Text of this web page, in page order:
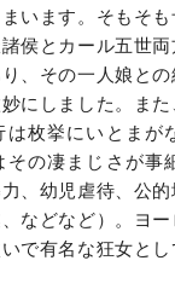
います。そもそも
侯とカール五世
、その一人娘と
にしました。ま
は枚挙にいとまが
その凄まじさが事
、幼児虐待、公
などなど）。ヨ
で有名な狂女と